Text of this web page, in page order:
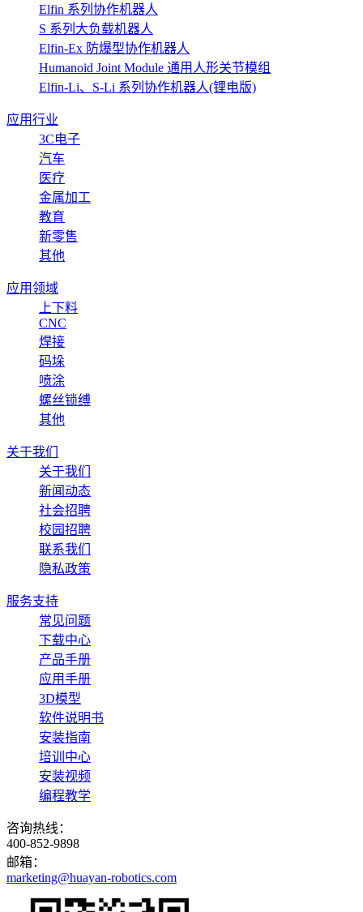
Elfin 系列协作机器人
S 系列大负载机器人
Elfin-Ex 防爆型协作机器人
Humanoid Joint Module 通用人形关节模组
Elfin-Li、S-Li 系列协作机器人(锂电版)
应用行业
3C电子
汽车
医疗
金属加工
教育
新零售
其他
应用领域
上下料
CNC
焊接
码垛
喷涂
螺丝锁缚
其他
关于我们
关于我们
新闻动态
社会招聘
校园招聘
联系我们
隐私政策
服务支持
常见问题
下载中心
产品手册
应用手册
3D模型
软件说明书
安装指南
培训中心
安装视频
编程教学
咨询热线：
400-852-9898
邮箱：
marketing@huayan-robotics.com